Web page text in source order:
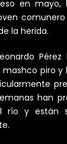
en mayo,
comunero
la herida.
piro
han
río y están